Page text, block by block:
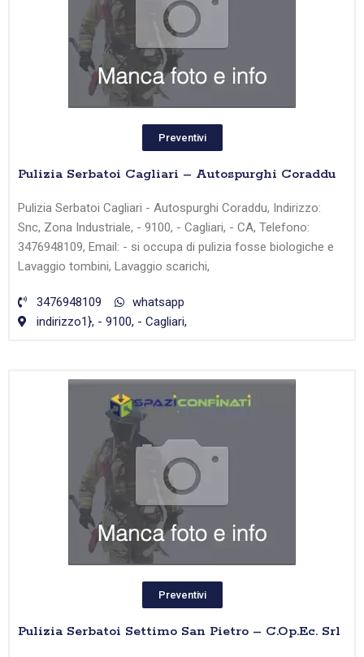
Preventivi
Pulizia Serbatoi Cagliari – Autospurghi Coraddu
Pulizia Serbatoi Cagliari - Autospurghi Coraddu, Indirizzo:
Snc, Zona Industriale, - 9100, - Cagliari, - CA, Telefono:
3476948109, Email: - si occupa di pulizia fosse biologiche e
Lavaggio tombini, Lavaggio scarichi,
3476948109
whatsapp
indirizzo1}, - 9100, - Cagliari,
Preventivi
Pulizia Serbatoi Settimo San Pietro – C.Op.Ec. Srl